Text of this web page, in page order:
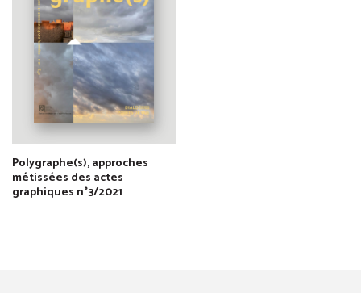
Polygraphe(s), approches
métissées des actes
graphiques n°3/2021